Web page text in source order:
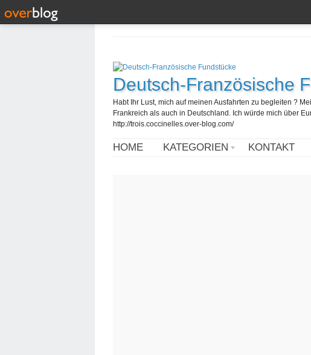
Deutsch-Französische
Habt Ihr Lust, mich auf meinen Ausfahrten zu begleiten ?
Frankreich als auch in Deutschland. Ich würde mich über
http://trois.coccinelles.over-blog.com/
HOME KATEGORIEN KONTAKT